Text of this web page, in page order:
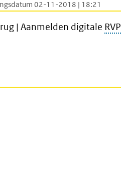
02-11-2018 | 18:21
| Aanmelden digitale RVP